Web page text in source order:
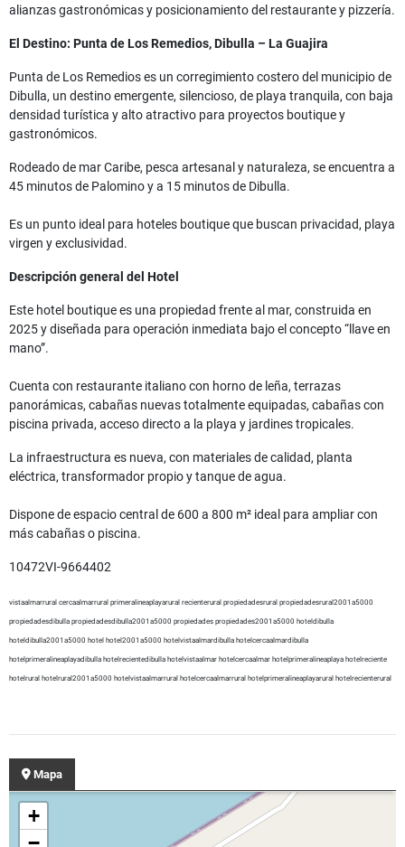
alianzas gastronómicas y posicionamiento del restaurante y pizzería.
El Destino: Punta de Los Remedios, Dibulla – La Guajira
Punta de Los Remedios es un corregimiento costero del municipio de
Dibulla, un destino emergente, silencioso, de playa tranquila, con baja
densidad turística y alto atractivo para proyectos boutique y
gastronómicos.
Rodeado de mar Caribe, pesca artesanal y naturaleza, se encuentra a
45 minutos de Palomino y a 15 minutos de Dibulla.
Es un punto ideal para hoteles boutique que buscan privacidad, playa
virgen y exclusividad.
Descripción general del Hotel
Este hotel boutique es una propiedad frente al mar, construida en
2025 y diseñada para operación inmediata bajo el concepto “llave en
mano”.
Cuenta con restaurante italiano con horno de leña, terrazas
panorámicas, cabañas nuevas totalmente equipadas, cabañas con
piscina privada, acceso directo a la playa y jardines tropicales.
La infraestructura es nueva, con materiales de calidad, planta
eléctrica, transformador propio y tanque de agua.
Dispone de espacio central de 600 a 800 m² ideal para ampliar con
más cabañas o piscina.
10472VI-9664402
vistaalmarrural cercaalmarrural primeralineaplayarural recienterural propiedadesrural propiedadesrural2001a5000
propiedadesdibulla propiedadesdibulla2001a5000 propiedades propiedades2001a5000 hoteldibulla
hoteldibulla2001a5000 hotel hotel2001a5000 hotelvistaalmardibulla hotelcercaalmardibulla
hotelprimeralineaplayadibulla hotelrecientedibulla hotelvistaalmar hotelcercaalmar hotelprimeralineaplaya hotelreciente
hotelrural hotelrural2001a5000 hotelvistaalmarrural hotelcercaalmarrural hotelprimeralineaplayarural hotelrecienterural
Mapa
+